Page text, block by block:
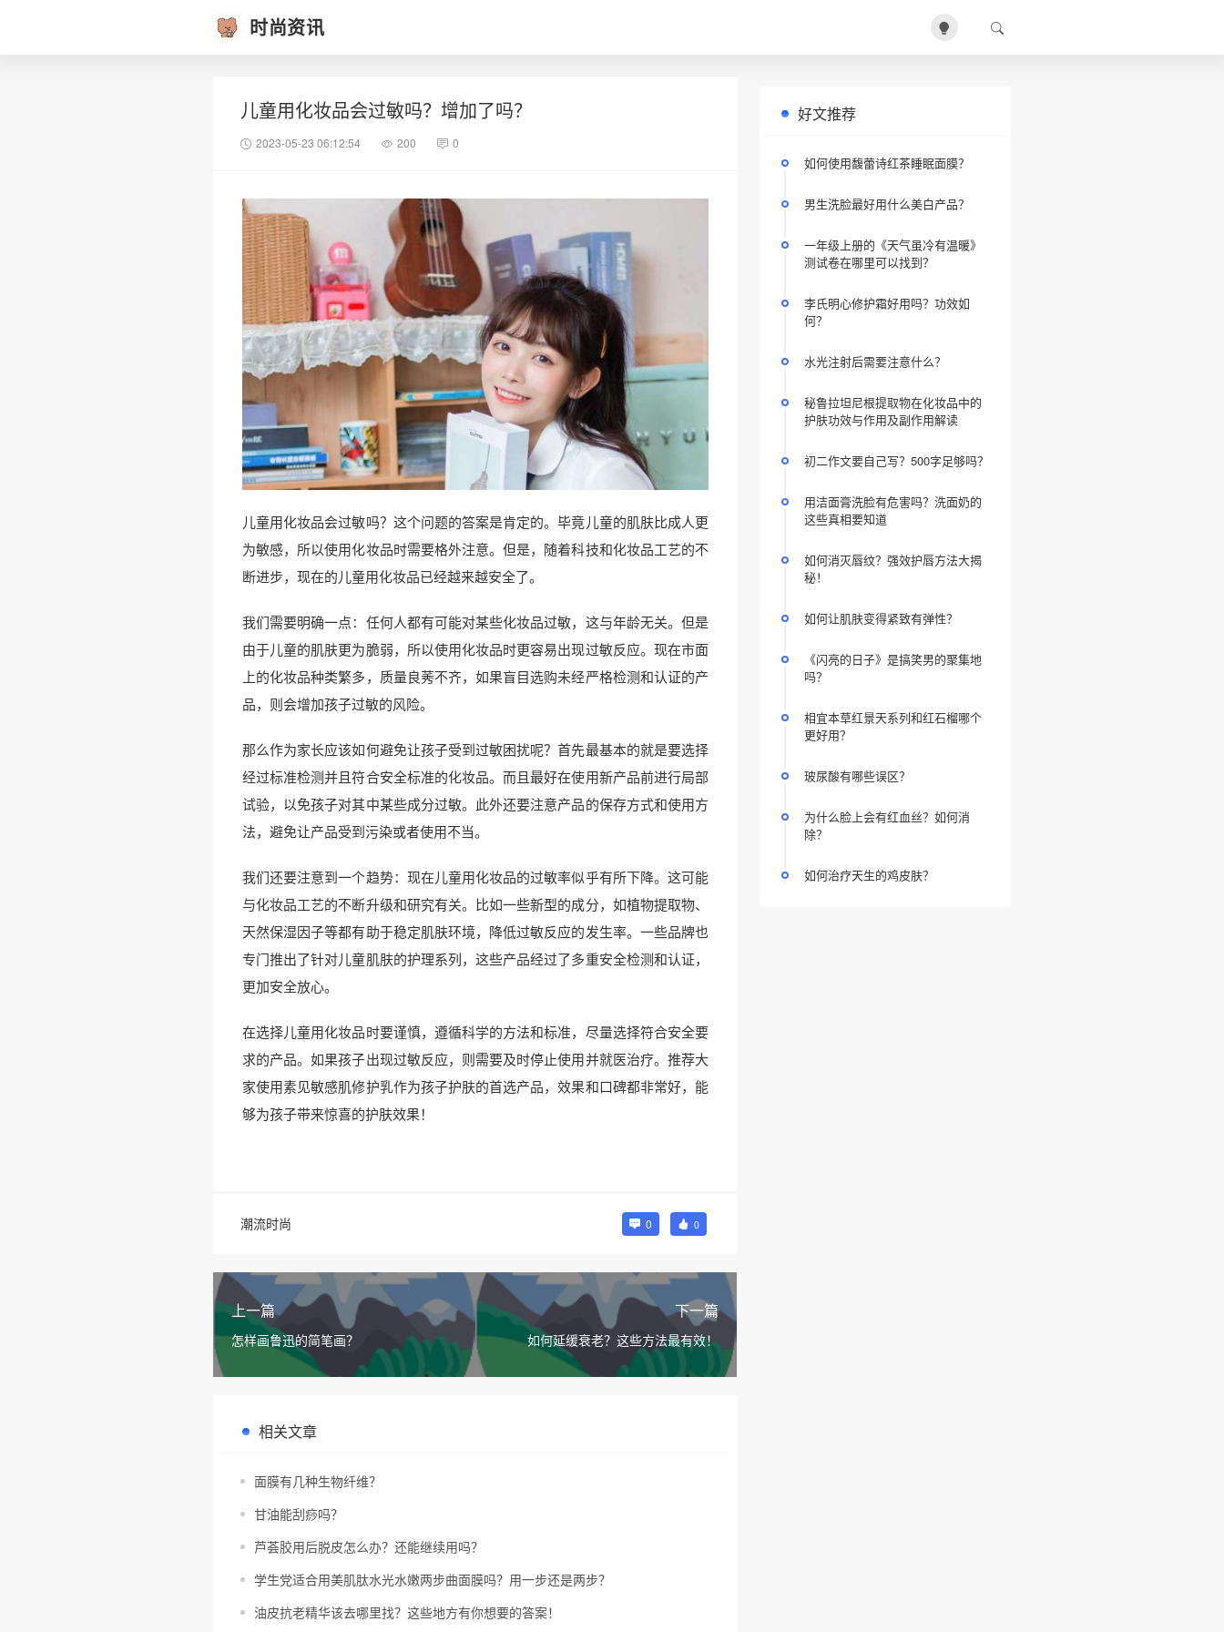
时尚资讯
儿童用化妆品会过敏吗？增加了吗？
2023-05-23 06:12:54 200 0
儿童用化妆品会过敏吗？这个问题的答案是肯定的。毕竟儿童的肌肤比成人更
为敏感，所以使用化妆品时需要格外注意。但是，随着科技和化妆品工艺的不
断进步，现在的儿童用化妆品已经越来越安全了。
我们需要明确一点：任何人都有可能对某些化妆品过敏，这与年龄无关。但是
由于儿童的肌肤更为脆弱，所以使用化妆品时更容易出现过敏反应。现在市面
上的化妆品种类繁多，质量良莠不齐，如果盲目选购未经严格检测和认证的产
品，则会增加孩子过敏的风险。
那么作为家长应该如何避免让孩子受到过敏困扰呢？首先最基本的就是要选择
经过标准检测并且符合安全标准的化妆品。而且最好在使用新产品前进行局部
试验，以免孩子对其中某些成分过敏。此外还要注意产品的保存方式和使用方
法，避免让产品受到污染或者使用不当。
我们还要注意到一个趋势：现在儿童用化妆品的过敏率似乎有所下降。这可能
与化妆品工艺的不断升级和研究有关。比如一些新型的成分，如植物提取物、
天然保湿因子等都有助于稳定肌肤环境，降低过敏反应的发生率。一些品牌也
专门推出了针对儿童肌肤的护理系列，这些产品经过了多重安全检测和认证，
更加安全放心。
在选择儿童用化妆品时要谨慎，遵循科学的方法和标准，尽量选择符合安全要
求的产品。如果孩子出现过敏反应，则需要及时停止使用并就医治疗。推荐大
家使用素见敏感肌修护乳作为孩子护肤的首选产品，效果和口碑都非常好，能
够为孩子带来惊喜的护肤效果！
潮流时尚 0 0
上一篇
怎样画鲁迅的简笔画？
下一篇
如何延缓衰老？这些方法最有效！
相关文章
面膜有几种生物纤维？
甘油能刮痧吗？
芦荟胶用后脱皮怎么办？还能继续用吗？
学生党适合用美肌肽水光水嫩两步曲面膜吗？用一步还是两步？
油皮抗老精华该去哪里找？这些地方有你想要的答案！
好文推荐
如何使用馥蕾诗红茶睡眠面膜？
男生洗脸最好用什么美白产品？
一年级上册的《天气虽冷有温暖》
测试卷在哪里可以找到？
李氏明心修护霜好用吗？功效如
何？
水光注射后需要注意什么？
秘鲁拉坦尼根提取物在化妆品中的
护肤功效与作用及副作用解读
初二作文要自己写？500字足够吗？
用洁面膏洗脸有危害吗？洗面奶的
这些真相要知道
如何消灭唇纹？强效护唇方法大揭
秘！
如何让肌肤变得紧致有弹性？
《闪亮的日子》是搞笑男的聚集地
吗？
相宜本草红景天系列和红石榴哪个
更好用？
玻尿酸有哪些误区？
为什么脸上会有红血丝？如何消
除？
如何治疗天生的鸡皮肤？